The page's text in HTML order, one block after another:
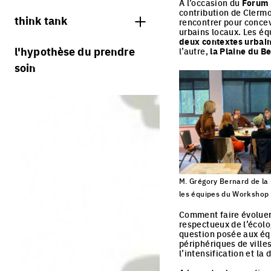
think tank
processus
villes vivantes
l'hypothèse du prendre
soin
A l’occasion du
contribution de
rencontrer pour
urbains locaux. Les
deux contextes
l’autre, la Plaine du
M. Grégory Bernard de
les équipes du Workshop
Click to enlarge the
Comment faire
respectueux de
question posée aux
périphériques de
l’intensification et la